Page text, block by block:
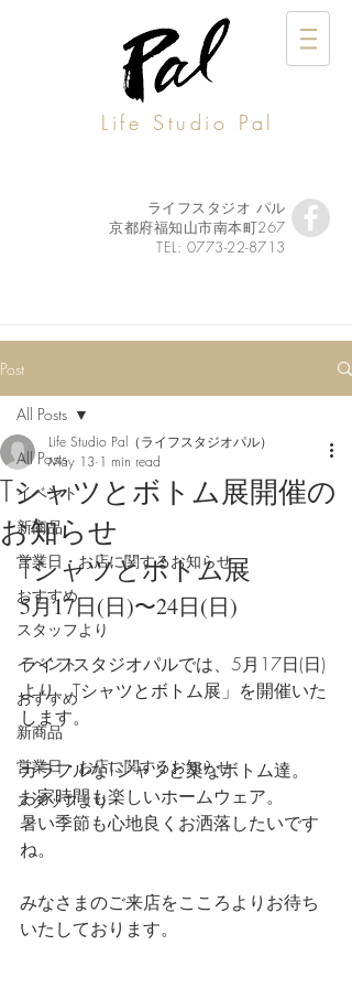
Life Studio Pal
ライフスタジオ パル
京都府福知山市南本町267
TEL: 0773-22-8713
Post
All Posts
イベント
新商品
営業日・お店に関するお知らせ
おすすめ
スタッフより
イベント
おすすめ
新商品
営業日・お店に関するお知らせ
スタッフより
All Posts
Tシャツとボトム展開催の
お知らせ
Life Studio Pal（ライフスタジオパル）
May 13 1 min read
Tシャツとボトム展
5月17日(日)〜24日(日)
ライフスタジオパルでは、5月17日(日)
より、Tシャツとボトム展」を開催いた
します。
カラフルなTシャツと楽なボトム達。
お家時間も楽しいホームウェア。
暑い季節も心地良くお洒落したいです
ね。
みなさまのご来店をこころよりお待ち
いたしております。